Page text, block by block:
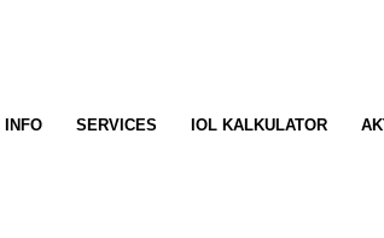
INFO SERVICES IOL KALKULATOR